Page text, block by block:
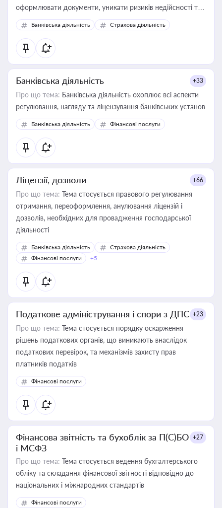
оформлювати документи, уникати ризиків недійсності та
забезпечувати їх належне прийняття органами влади та
контрагентами
Банківська діяльність Страхова діяльність
Банківська діяльність +33
Про що тема: Банківська діяльність охоплює всі аспекти
регулювання, нагляду та ліцензування банківських установ
Банківська діяльність Фінансові послуги
Ліцензії, дозволи +66
Про що тема: Тема стосується правового регулювання
отримання, переоформлення, анулювання ліцензій і
дозволів, необхідних для провадження господарської
діяльності
Банківська діяльність
Страхова діяльність
Фінансові послуги
+5
Податкове адміністрування і спори з ДПС +23
Про що тема: Тема стосується порядку оскарження
рішень податкових органів, що виникають внаслідок
податкових перевірок, та механізмів захисту прав
платників податків
Фінансові послуги
Фінансова звітність та бухоблік за П(С)БО
і МСФЗ
+27
Про що тема: Тема стосується ведення бухгалтерського
обліку та складання фінансової звітності відповідно до
національних і міжнародних стандартів
Фінансові послуги